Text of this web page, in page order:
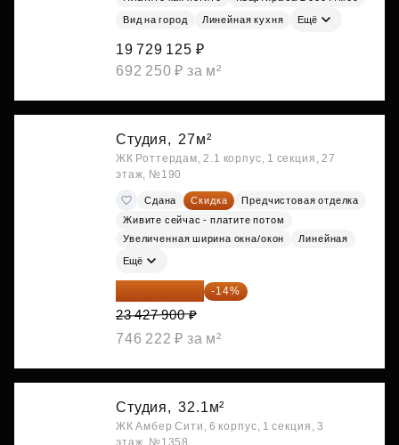
Вид на город Линейная кухня Ещё
19 729 125 ₽
692 250 ₽ за м²
Студия, 27м²
ЖК Роттердам, 2.1 корпус, 1 секция, 27
этаж, №190
Сдана Скидка
Предчистовая отделка
Живите сейчас - платите потом
Увеличенная ширина окна/окон
Линейная
Ещё
20 147 994 ₽ -14%
23 427 900 ₽
746 222 ₽ за м²
Студия, 32.1м²
ЖК Амбер Сити, 6 корпус, 1 секция, 3
этаж, №1358